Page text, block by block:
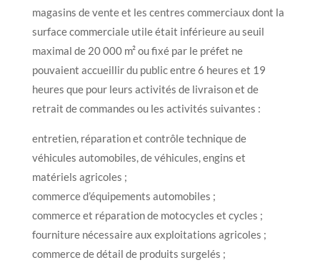
magasins de vente et les centres commerciaux dont la
surface commerciale utile était inférieure au seuil
maximal de 20 000 m² ou fixé par le préfet ne
pouvaient accueillir du public entre 6 heures et 19
heures que pour leurs activités de livraison et de
retrait de commandes ou les activités suivantes :
entretien, réparation et contrôle technique de
véhicules automobiles, de véhicules, engins et
matériels agricoles ;
commerce d’équipements automobiles ;
commerce et réparation de motocycles et cycles ;
fourniture nécessaire aux exploitations agricoles ;
commerce de détail de produits surgelés ;